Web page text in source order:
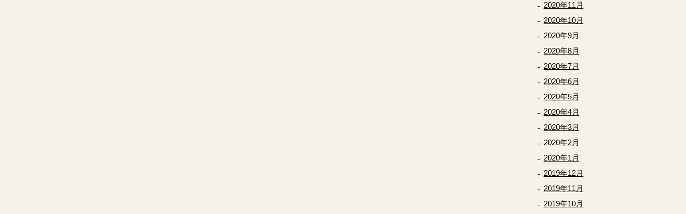
2020年11月
2020年10月
2020年9月
2020年8月
2020年7月
2020年6月
2020年5月
2020年4月
2020年3月
2020年2月
2020年1月
2019年12月
2019年11月
2019年10月